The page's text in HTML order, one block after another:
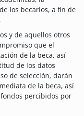
los becarios, a fin de
y de aquellos otros
que el
de la beca, así
de los datos
de selección, darán
de la beca, así
percibidos por